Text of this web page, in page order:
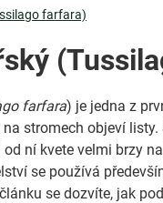
farfara)
farfara) je jedna z
na stromech objeví
ní kvete velmi brzy
se používá
se dozvíte, jak